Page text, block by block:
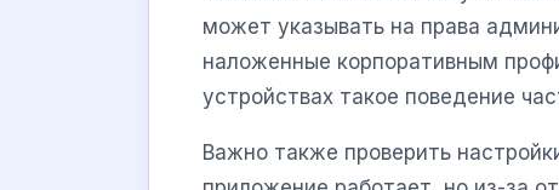
может указывать на права
наложенные корпоративным
устройствах такое поведение
Важно также проверить